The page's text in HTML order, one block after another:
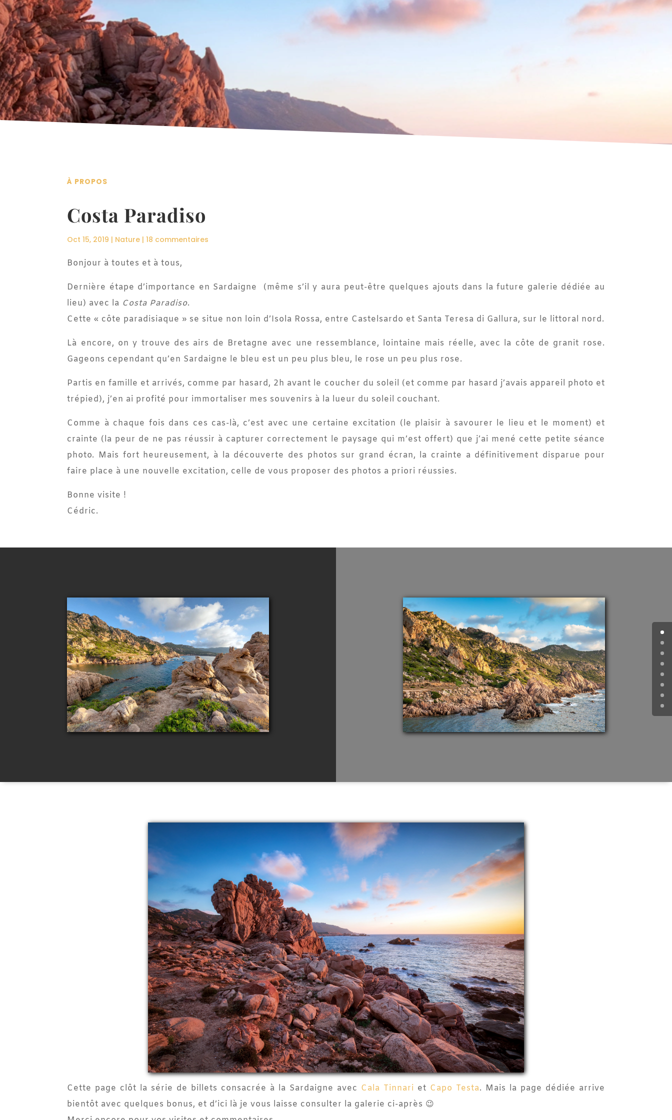
À PROPOS
Costa Paradiso
Oct 15, 2019 | Nature |18 commentaires
Bonjour à toutes et à tous,
Dernière étape d’importance en Sardaigne (même s’il y aura peut-être quelques ajouts dans la future galerie dédiée au
lieu) avec la Costa Paradiso.
Cette « côte paradisiaque » se situe non loin d’Isola Rossa, entre Castelsardo et Santa Teresa di Gallura, sur le littoral nord.
Là encore, on y trouve des airs de Bretagne avec une ressemblance, lointaine mais réelle, avec la côte de granit rose.
Gageons cependant qu’en Sardaigne le bleu est un peu plus bleu, le rose un peu plus rose.
Partis en famille et arrivés, comme par hasard, 2h avant le coucher du soleil (et comme par hasard j’avais appareil photo et
trépied), j’en ai profité pour immortaliser mes souvenirs à la lueur du soleil couchant.
Comme à chaque fois dans ces cas-là, c’est avec une certaine excitation (le plaisir à savourer le lieu et le moment) et
crainte (la peur de ne pas réussir à capturer correctement le paysage qui m’est offert) que j’ai mené cette petite séance
photo. Mais fort heureusement, à la découverte des photos sur grand écran, la crainte a définitivement disparue pour
faire place à une nouvelle excitation, celle de vous proposer des photos a priori réussies.
Bonne visite !
Cédric.
Cette page clôt la série de billets consacrée à la Sardaigne avec Cala Tinnari et Capo Testa. Mais la page dédiée arrive
bientôt avec quelques bonus, et d’ici là je vous laisse consulter la galerie ci-après 😉